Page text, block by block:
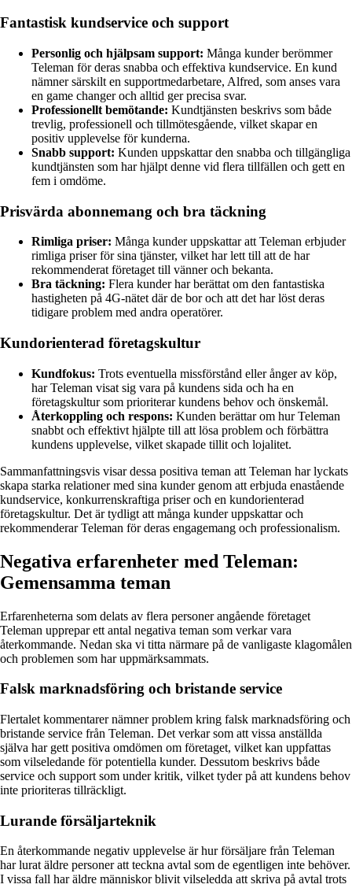
Fantastisk kundservice och support
Personlig och hjälpsam support: Många kunder berömmer
Teleman för deras snabba och effektiva kundservice. En kund
nämner särskilt en supportmedarbetare, Alfred, som anses vara
en game changer och alltid ger precisa svar.
Professionellt bemötande: Kundtjänsten beskrivs som både
trevlig, professionell och tillmötesgående, vilket skapar en
positiv upplevelse för kunderna.
Snabb support: Kunden uppskattar den snabba och tillgängliga
kundtjänsten som har hjälpt denne vid flera tillfällen och gett en
fem i omdöme.
Prisvärda abonnemang och bra täckning
Rimliga priser: Många kunder uppskattar att Teleman erbjuder
rimliga priser för sina tjänster, vilket har lett till att de har
rekommenderat företaget till vänner och bekanta.
Bra täckning: Flera kunder har berättat om den fantastiska
hastigheten på 4G-nätet där de bor och att det har löst deras
tidigare problem med andra operatörer.
Kundorienterad företagskultur
Kundfokus: Trots eventuella missförstånd eller ånger av köp,
har Teleman visat sig vara på kundens sida och ha en
företagskultur som prioriterar kundens behov och önskemål.
Återkoppling och respons: Kunden berättar om hur Teleman
snabbt och effektivt hjälpte till att lösa problem och förbättra
kundens upplevelse, vilket skapade tillit och lojalitet.
Sammanfattningsvis visar dessa positiva teman att Teleman har lyckats
skapa starka relationer med sina kunder genom att erbjuda enastående
kundservice, konkurrenskraftiga priser och en kundorienterad
företagskultur. Det är tydligt att många kunder uppskattar och
rekommenderar Teleman för deras engagemang och professionalism.
Negativa erfarenheter med Teleman:
Gemensamma teman
Erfarenheterna som delats av flera personer angående företaget
Teleman upprepar ett antal negativa teman som verkar vara
återkommande. Nedan ska vi titta närmare på de vanligaste klagomålen
och problemen som har uppmärksammats.
Falsk marknadsföring och bristande service
Flertalet kommentarer nämner problem kring falsk marknadsföring och
bristande service från Teleman. Det verkar som att vissa anställda
själva har gett positiva omdömen om företaget, vilket kan uppfattas
som vilseledande för potentiella kunder. Dessutom beskrivs både
service och support som under kritik, vilket tyder på att kundens behov
inte prioriteras tillräckligt.
Lurande försäljarteknik
En återkommande negativ upplevelse är hur försäljare från Teleman
har lurat äldre personer att teckna avtal som de egentligen inte behöver.
I vissa fall har äldre människor blivit vilseledda att skriva på avtal trots